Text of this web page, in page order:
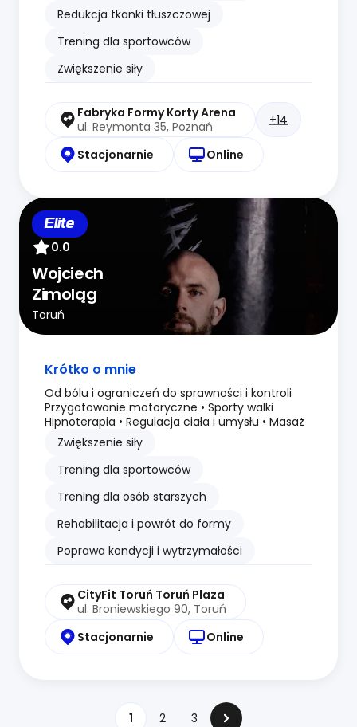
Redukcja tkanki tłuszczowej
Trening dla sportowców
Zwiększenie siły
Fabryka Formy Korty Arena
ul. Reymonta 35, Poznań
+14
Stacjonarnie Online
Elite
0.0
Wojciech
Zimoląg
Toruń
Krótko o mnie
Od bólu i ograniczeń do sprawności i kontroli
Przygotowanie motoryczne • Sporty walki
Hipnoterapia • Regulacja ciała i umysłu • Masaż
Zwiększenie siły
Trening dla sportowców
Trening dla osób starszych
Rehabilitacja i powrót do formy
Poprawa kondycji i wytrzymałości
CityFit Toruń Toruń Plaza
ul. Broniewskiego 90, Toruń
Stacjonarnie
Online
1 2 3